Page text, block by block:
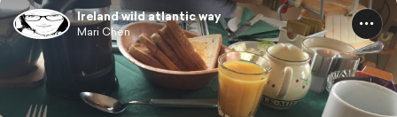
Ireland wild atlantic way
Mari Chen